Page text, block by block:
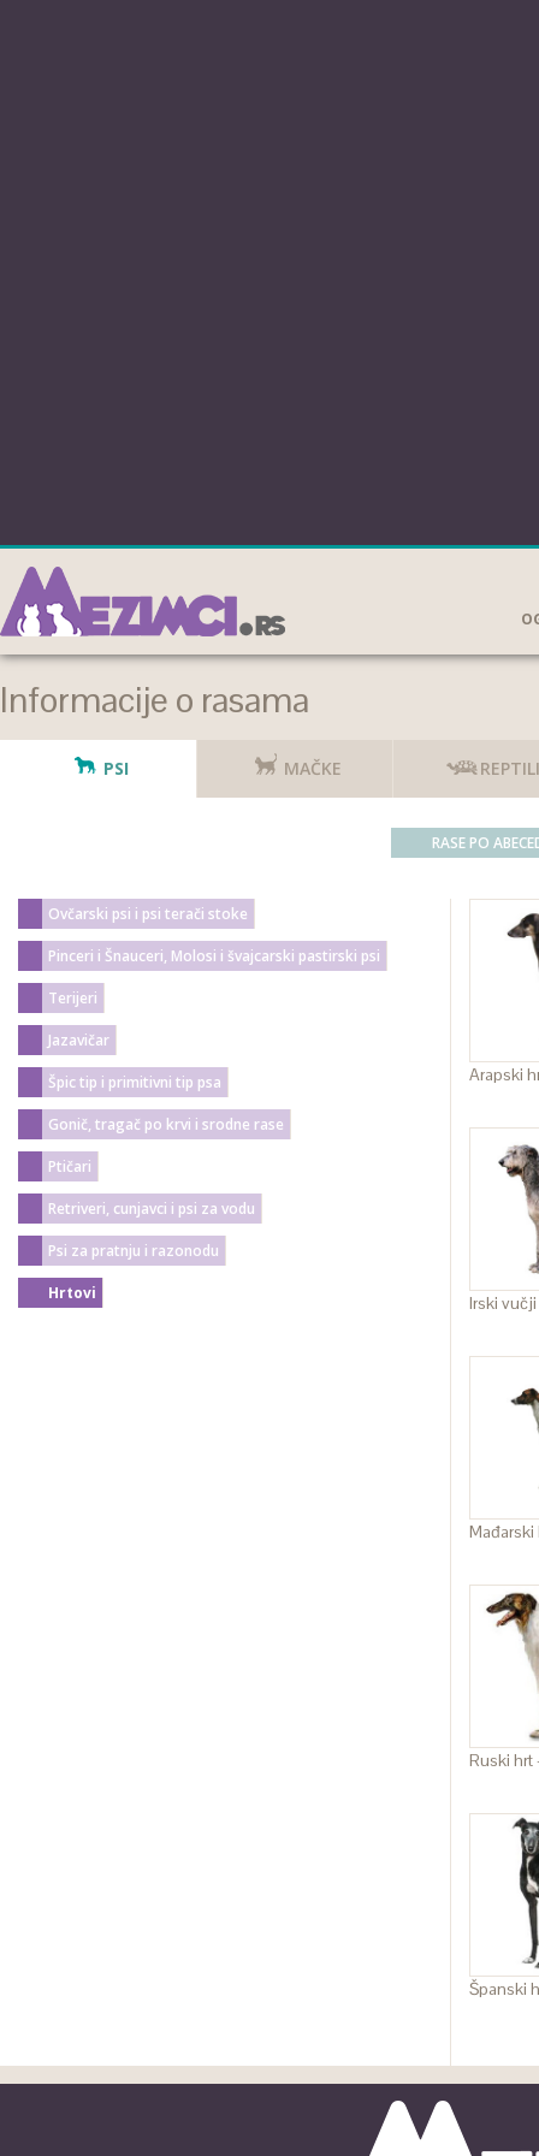
Informacije o rasama
PSI MAČKE REPTILI
RASE PO
Ovčarski psi i psi terači stoke
Pinceri i Šnauceri, Molosi i švajcarski pastirski psi
Terijeri
Jazavičar
Špic tip i primitivni tip psa
Gonič, tragač po krvi i srodne rase
Ptičari
Retriveri, cunjavci i psi za vodu
Psi za pratnju i razonodu
Hrtovi
Arapski
Irski
Mađarski
Ruski hrt
Španski